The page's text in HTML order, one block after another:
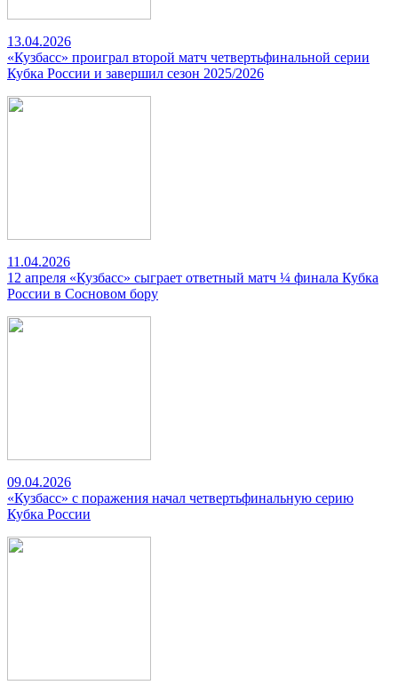
13.04.2026
«Кузбасс» проиграл второй матч четвертьфинальной серии
Кубка России и завершил сезон 2025/2026
11.04.2026
12 апреля «Кузбасс» сыграет ответный матч ¼ финала Кубка
России в Сосновом бору
09.04.2026
«Кузбасс» с поражения начал четвертьфинальную серию
Кубка России